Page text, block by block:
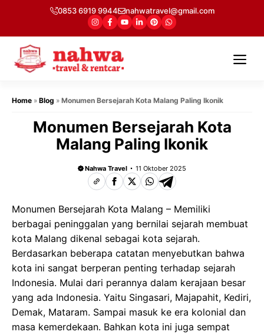
isi
0853 6919 9944 nahwatravel@gmail.com
Home » Blog » Monumen Bersejarah Kota Malang Paling Ikonik
Monumen Bersejarah Kota
Malang Paling Ikonik
Nahwa Travel 11 Oktober 2025
Monumen Bersejarah Kota Malang – Memiliki
berbagai peninggalan yang bernilai sejarah membuat
kota Malang dikenal sebagai kota sejarah.
Berdasarkan beberapa catatan menyebutkan bahwa
kota ini sangat berperan penting terhadap sejarah
Indonesia. Mulai dari perannya dalam kerajaan besar
yang ada Indonesia. Yaitu Singasari, Majapahit, Kediri,
Demak, Mataram. Sampai masuk ke era kolonial dan
masa kemerdekaan. Bahkan kota ini juga sempat